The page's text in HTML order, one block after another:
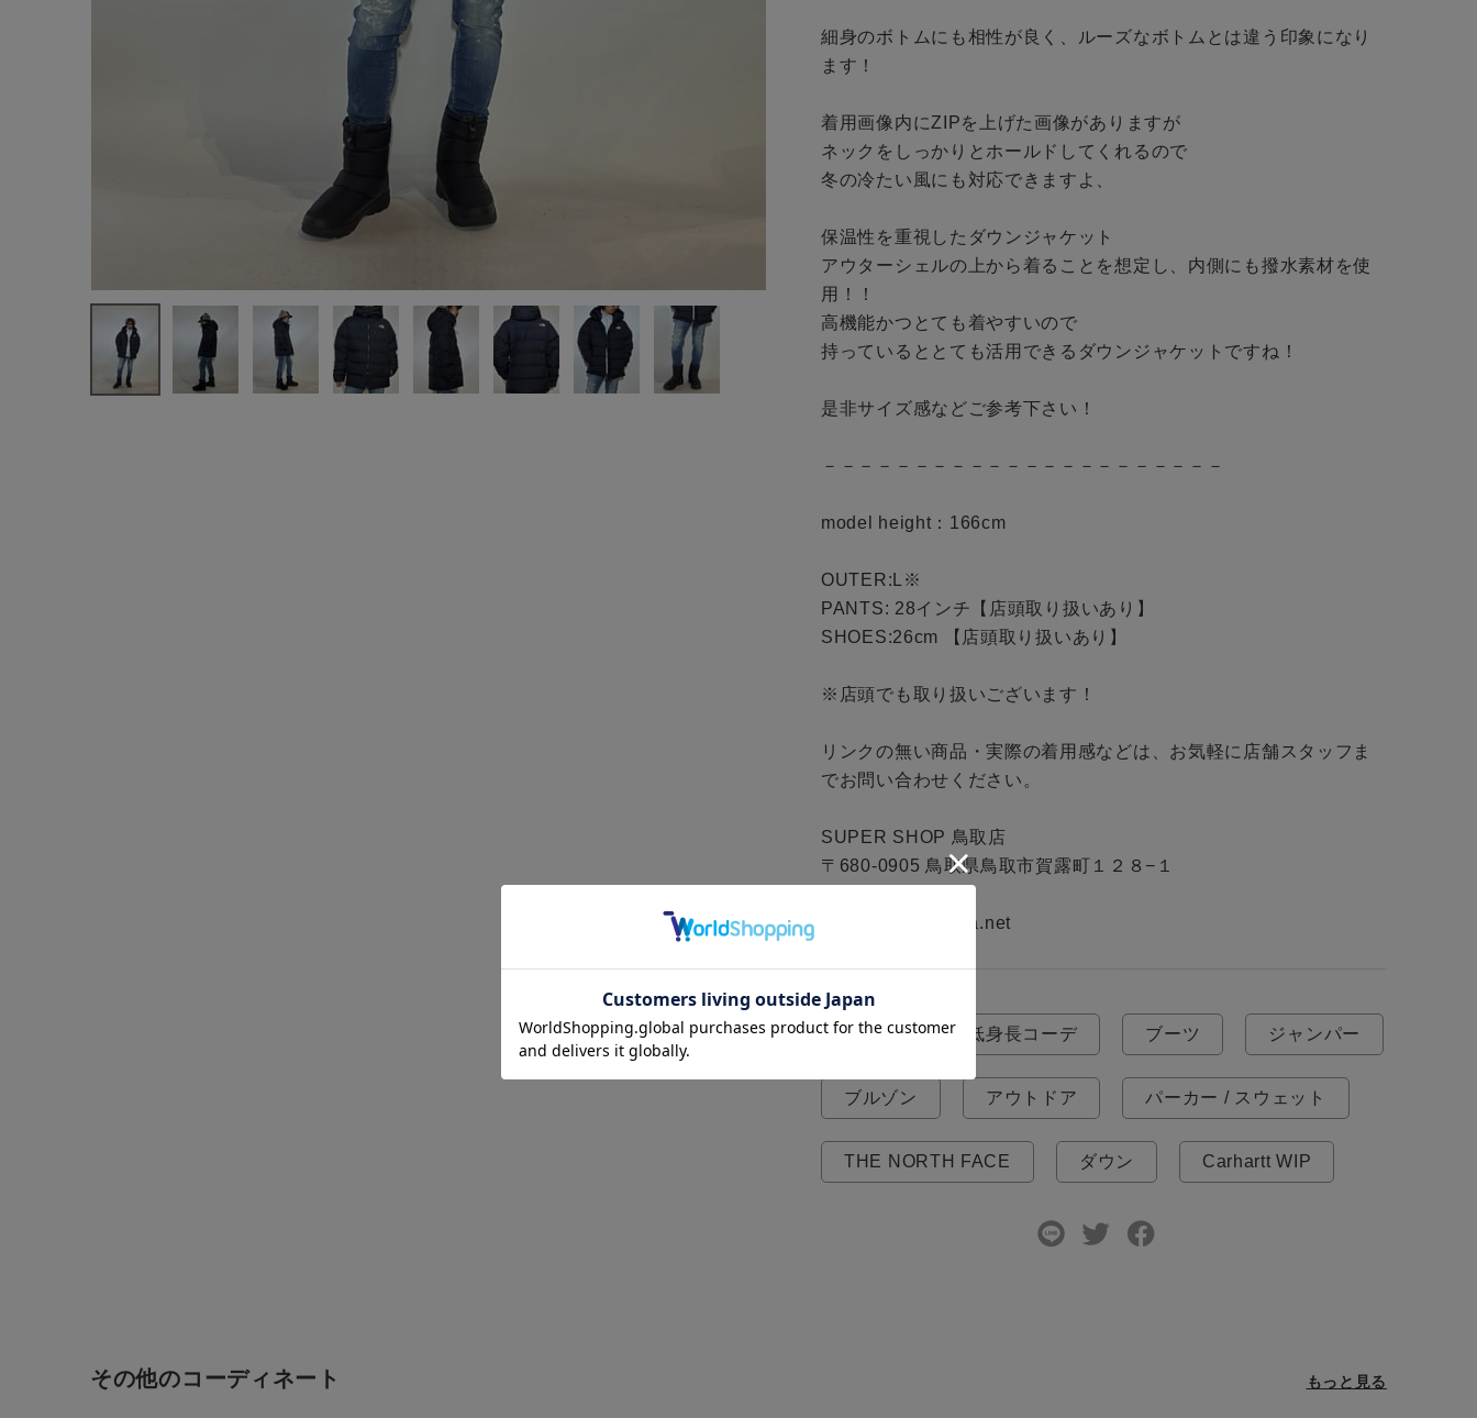
お気に入りアイテム
新規会員登録
BINGOYA
細身のボトムにも相性が良く、ルーズなボトムとは違う印象になり
ます！
着用画像内にZIPを上げた画像がありますが
ネックをしっかりとホールドしてくれるので
冬の冷たい風にも対応できますよ、
保温性を重視したダウンジャケット
アウターシェルの上から着ることを想定し、内側にも撥水素材を使
用！！
高機能かつとても着やすいので
持っているととても活用できるダウンジャケットですね！
是非サイズ感などご参考下さい！
－－－－－－－－－－－－－－－－－－－－－－
model height：166cm
OUTER:L※
PANTS: 28インチ【店頭取り扱いあり】
SHOES:26cm 【店頭取り扱いあり】
※店頭でも取り扱いございます！
リンクの無い商品・実際の着用感などは、お気軽に店舗スタッフま
でお問い合わせください。
SUPER SHOP 鳥取店
〒680-0905 鳥取県鳥取市賀露町１２８−１
TEL 0857-28-8411
MAIL tss@bingoya.net
デニム 低身長コーデ ブーツ ジャンパー
ブルゾン アウトドア パーカー / スウェット
THE NORTH FACE ダウン Carhartt WIP
その他のコーディネート もっと見る